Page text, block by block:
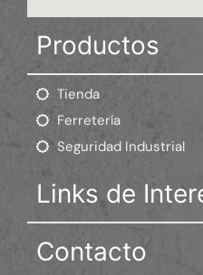
Productos
Tienda
Ferretería
Seguridad Industrial
Links de
Contacto